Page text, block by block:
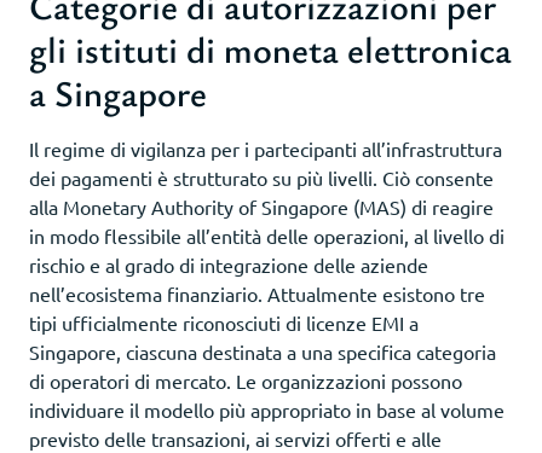
gli istituti di moneta elettronica
a Singapore
Il regime di vigilanza per i partecipanti all’infrastruttura
dei pagamenti è strutturato su più livelli. Ciò consente
alla Monetary Authority of Singapore (MAS) di reagire
in modo flessibile all’entità delle operazioni, al livello di
rischio e al grado di integrazione delle aziende
nell’ecosistema finanziario. Attualmente esistono tre
tipi ufficialmente riconosciuti di licenze EMI a
Singapore, ciascuna destinata a una specifica categoria
di operatori di mercato. Le organizzazioni possono
individuare il modello più appropriato in base al volume
previsto delle transazioni, ai servizi offerti e alle